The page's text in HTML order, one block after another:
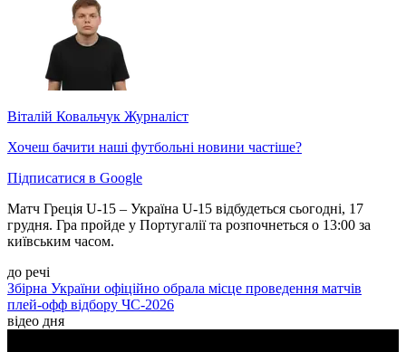
Віталій Ковальчук Журналіст
Хочеш бачити наші футбольні новини частіше?
Підписатися в Google
Матч Греція U-15 – Україна U-15 відбудеться сьогодні, 17
грудня. Гра пройде у Португалії та розпочнеться о 13:00 за
київським часом.
до речі
Збірна України офіційно обрала місце проведення матчів
плей-офф відбору ЧС-2026
відео дня